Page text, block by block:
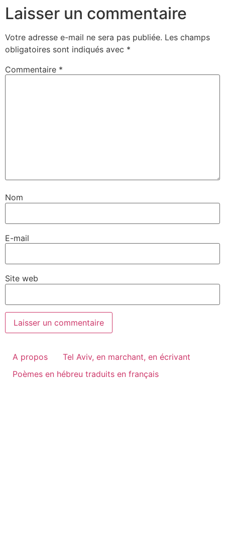
Laisser un commentaire
Votre adresse e-mail ne sera pas publiée. Les champs
obligatoires sont indiqués avec *
Commentaire *
Nom
E-mail
Site web
A propos
Tel Aviv, en marchant, en écrivant
Poèmes en hébreu traduits en français